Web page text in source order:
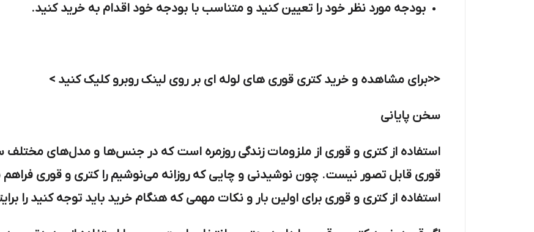
بودجه مورد نظر خود را تعیین کنید و متناسب با بودجه خود اقدام به خرید کنید.
<<برای مشاهده و خرید کتری قوری های لوله ای بر روی لینک روبرو کلیک کنید >
سخن پایانی
استفاده از کتری و قوری از ملزومات زندگی روزمره است که در جنس‌ها و مدل‌های
قوری قابل تصور نیست. چون نوشیدنی و چایی که روزانه می‌نوشیم را کتری و قوری فراهم
استفاده از کتری و قوری برای اولین بار و نکات مهمی که هنگام خرید باید توجه کنید را